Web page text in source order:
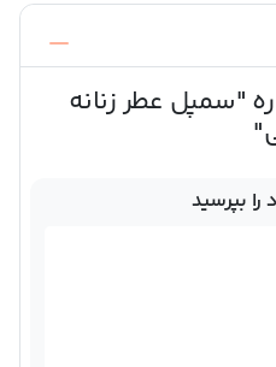
"سمپل عطر زنانه
بپرسید